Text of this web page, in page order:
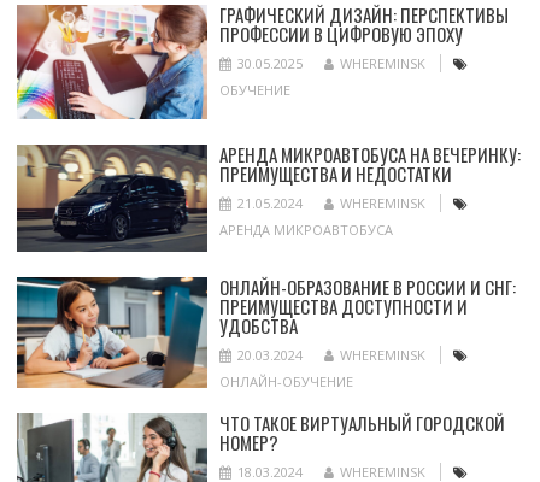
ГРАФИЧЕСКИЙ ДИЗАЙН: ПЕРСПЕКТИВЫ
ПРОФЕССИИ В ЦИФРОВУЮ ЭПОХУ
30.05.2025
WHEREMINSK
ОБУЧЕНИЕ
АРЕНДА МИКРОАВТОБУСА НА ВЕЧЕРИНКУ:
ПРЕИМУЩЕСТВА И НЕДОСТАТКИ
21.05.2024
WHEREMINSK
АРЕНДА МИКРОАВТОБУСА
ОНЛАЙН-ОБРАЗОВАНИЕ В РОССИИ И СНГ:
ПРЕИМУЩЕСТВА ДОСТУПНОСТИ И
УДОБСТВА
20.03.2024
WHEREMINSK
ОНЛАЙН-ОБУЧЕНИЕ
ЧТО ТАКОЕ ВИРТУАЛЬНЫЙ ГОРОДСКОЙ
НОМЕР?
18.03.2024
WHEREMINSK